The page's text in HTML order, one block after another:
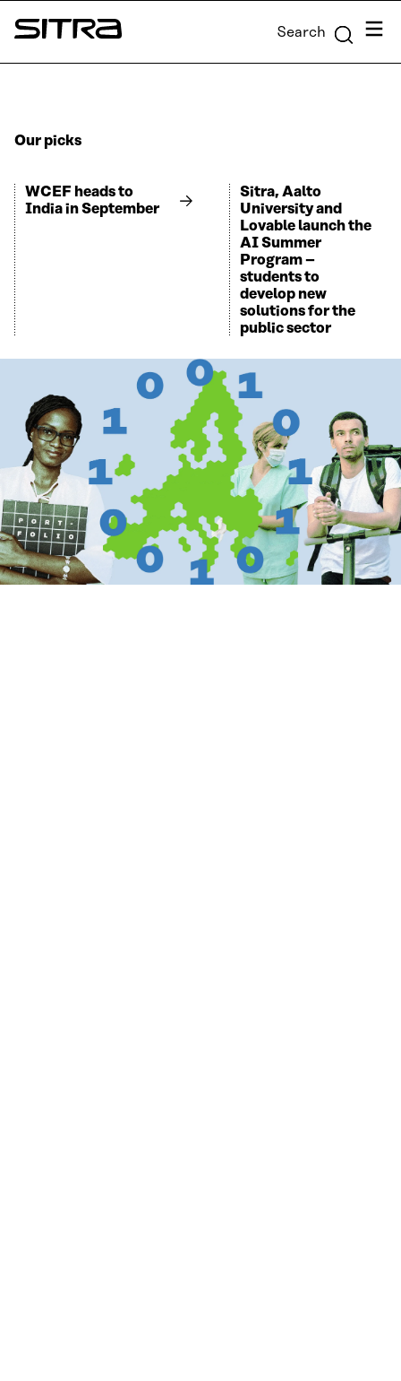
Skip to
content
Sitra Search Menu
Our picks
WCEF heads to
India in September
Sitra, Aalto
University and
Lovable launch the
AI Summer
Program –
students to
develop new
solutions for the
public sector